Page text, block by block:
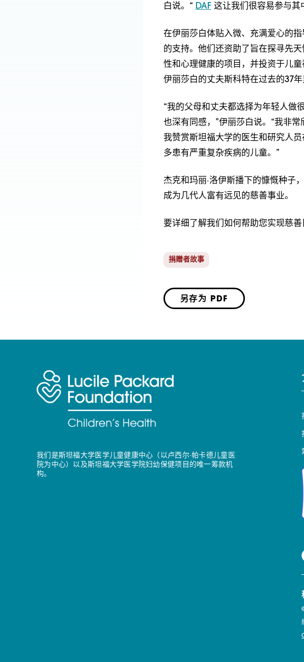
白说。“ DAF这让我们很容易参与其
在伊丽莎白体贴入微、充满爱心的
的支持。他们还资助了旨在探寻先
性和心理健康的项目，并投资于儿
伊丽莎白的丈夫斯科特在过去的37
“我的父母和丈夫都选择为年轻人做
也深有同感，”伊丽莎白说。“我非
我赞赏斯坦福大学的医生和研究人
多患有严重复杂疾病的儿童。”
杰克和玛丽·洛伊斯播下的慷慨种子
成为几代人富有远见的慈善事业。
要详细了解我们如何帮助您实现慈
捐赠者故事
另存为 PDF
我们是斯坦福大学医学儿童健康中心（以卢西尔·帕卡德儿童医
院为中心）以及斯坦福大学医学院妇幼保健项目的唯一筹款机
构。